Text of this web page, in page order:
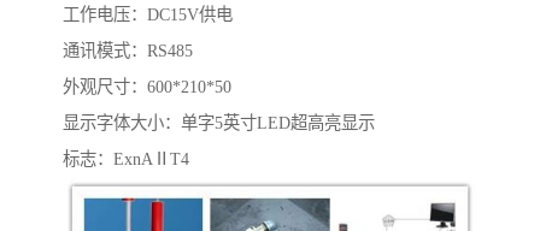
工作电压：DC15V供电
通讯模式：RS485
外观尺寸：600*210*50
显示字体大小：单字5英寸LED超高亮显示
标志：ExnAⅡT4